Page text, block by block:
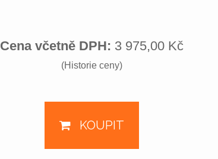
Cena včetně DPH: 3 975,00 Kč
(Historie ceny)
KOUPIT